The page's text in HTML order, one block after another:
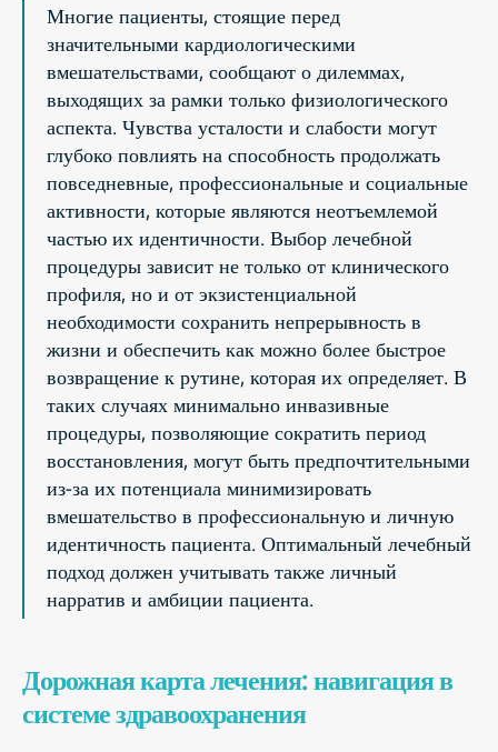
Многие пациенты, стоящие перед
значительными кардиологическими
вмешательствами, сообщают о дилеммах,
выходящих за рамки только физиологического
аспекта. Чувства усталости и слабости могут
глубоко повлиять на способность продолжать
повседневные, профессиональные и социальные
активности, которые являются неотъемлемой
частью их идентичности. Выбор лечебной
процедуры зависит не только от клинического
профиля, но и от экзистенциальной
необходимости сохранить непрерывность в
жизни и обеспечить как можно более быстрое
возвращение к рутине, которая их определяет. В
таких случаях минимально инвазивные
процедуры, позволяющие сократить период
восстановления, могут быть предпочтительными
из-за их потенциала минимизировать
вмешательство в профессиональную и личную
идентичность пациента. Оптимальный лечебный
подход должен учитывать также личный
нарратив и амбиции пациента.
Дорожная карта лечения: навигация в
системе здравоохранения